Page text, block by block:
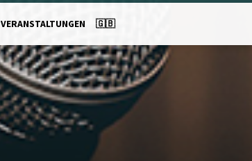
VERANSTALTUNGEN 🇬🇧